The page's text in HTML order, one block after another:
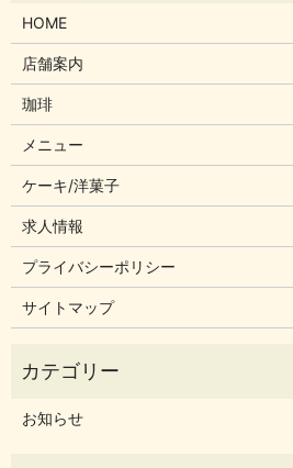
HOME
店舗案内
珈琲
メニュー
ケーキ/洋菓子
求人情報
プライバシーポリシー
サイトマップ
お知らせ